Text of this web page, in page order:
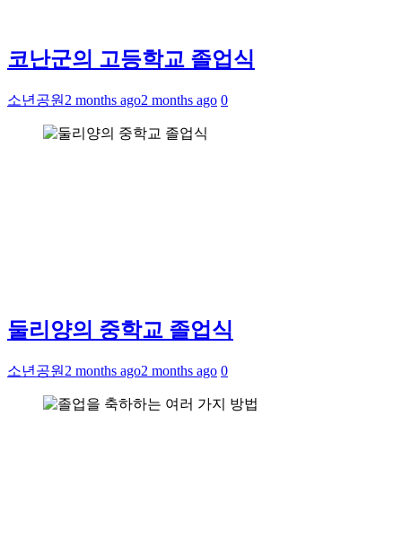
코난군의 고등학교 졸업식
소년공원 2 months ago2 months ago 0
둘리양의 중학교 졸업식
소년공원 2 months ago2 months ago 0